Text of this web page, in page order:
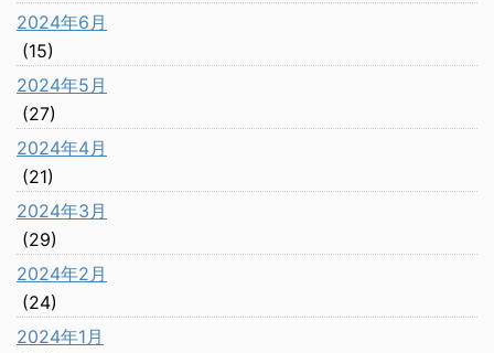
2024年6月
(15)
2024年5月
(27)
2024年4月
(21)
2024年3月
(29)
2024年2月
(24)
2024年1月